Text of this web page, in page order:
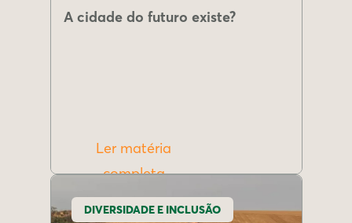
A cidade do futuro existe?
Ler matéria
completa
DIVERSIDADE E INCLUSÃO